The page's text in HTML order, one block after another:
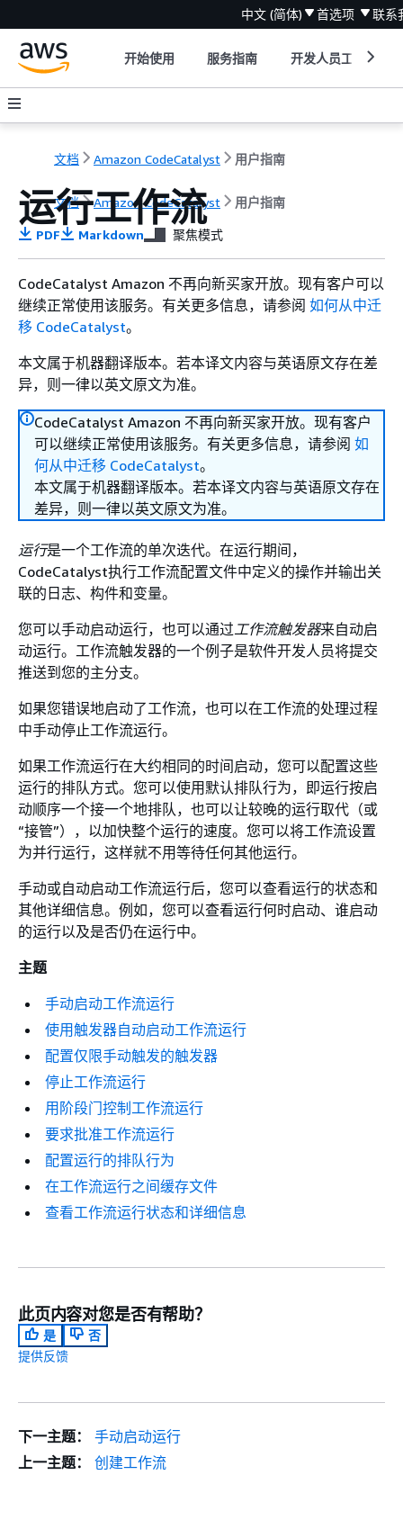
中文 (简体) 首选项 联系
开始使用 服务指南 开发人员工具
文档 Amazon CodeCatalyst 用户指南
文档 Amazon CodeCatalyst 用户指南
运行工作流
PDF Markdown 聚焦模式
CodeCatalyst Amazon 不再向新买家开放。现有客户可以
继续正常使用该服务。有关更多信息，请参阅 如何从中迁
移 CodeCatalyst。
本文属于机器翻译版本。若本译文内容与英语原文存在差
异，则一律以英文原文为准。
CodeCatalyst Amazon 不再向新买家开放。现有客户
可以继续正常使用该服务。有关更多信息，请参阅 如
何从中迁移 CodeCatalyst。
本文属于机器翻译版本。若本译文内容与英语原文存在
差异，则一律以英文原文为准。
运行是一个工作流的单次迭代。在运行期间，
CodeCatalyst执行工作流配置文件中定义的操作并输出关
联的日志、构件和变量。
您可以手动启动运行，也可以通过工作流触发器来自动启
动运行。工作流触发器的一个例子是软件开发人员将提交
推送到您的主分支。
如果您错误地启动了工作流，也可以在工作流的处理过程
中手动停止工作流运行。
如果工作流运行在大约相同的时间启动，您可以配置这些
运行的排队方式。您可以使用默认排队行为，即运行按启
动顺序一个接一个地排队，也可以让较晚的运行取代（或
“接管”），以加快整个运行的速度。您可以将工作流设置
为并行运行，这样就不用等待任何其他运行。
手动或自动启动工作流运行后，您可以查看运行的状态和
其他详细信息。例如，您可以查看运行何时启动、谁启动
的运行以及是否仍在运行中。
主题
手动启动工作流运行
使用触发器自动启动工作流运行
配置仅限手动触发的触发器
停止工作流运行
用阶段门控制工作流运行
要求批准工作流运行
配置运行的排队行为
在工作流运行之间缓存文件
查看工作流运行状态和详细信息
此页内容对您是否有帮助？
是
否
提供反馈
下一主题：
手动启动运行
上一主题：
创建工作流